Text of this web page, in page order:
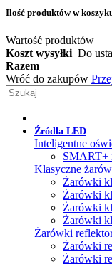
Ilość produktów w
Wartość produktów
Koszt wysyłki Do
Razem
Wróć do zakupów
Źródła LED
Inteligentne
SMART+
Klasyczne
Żarówki
Żarówki
Żarówki
Żarówki
Żarówki
Żarówki
Żarówki